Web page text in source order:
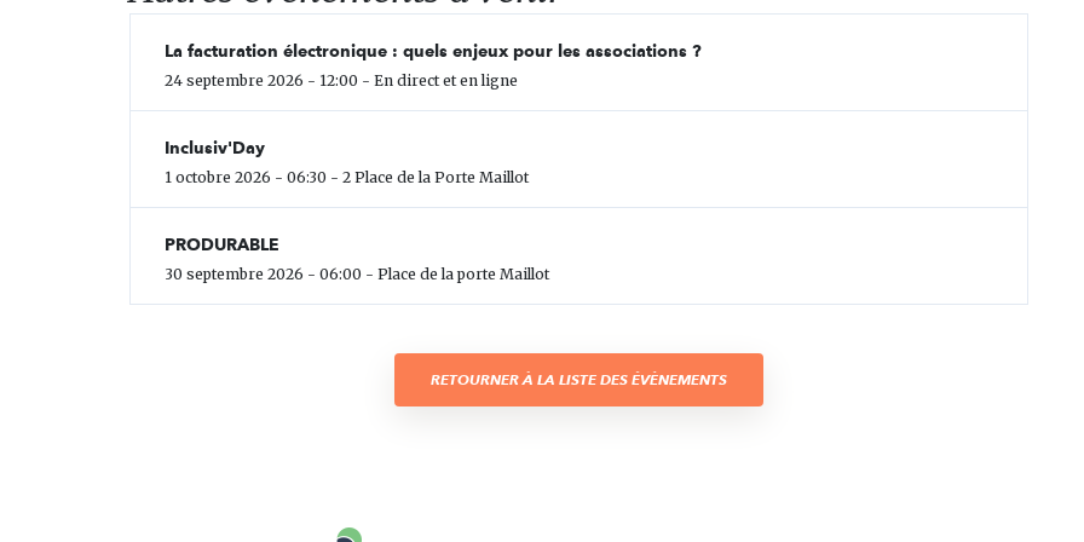
La facturation électronique : quels enjeux pour les associations ?
24 septembre 2026 - 12:00 - En direct et en ligne
Inclusiv'Day
1 octobre 2026 - 06:30 - 2 Place de la Porte Maillot
PRODURABLE
30 septembre 2026 - 06:00 - Place de la porte Maillot
RETOURNER À LA LISTE DES ÉVÈNEMENTS